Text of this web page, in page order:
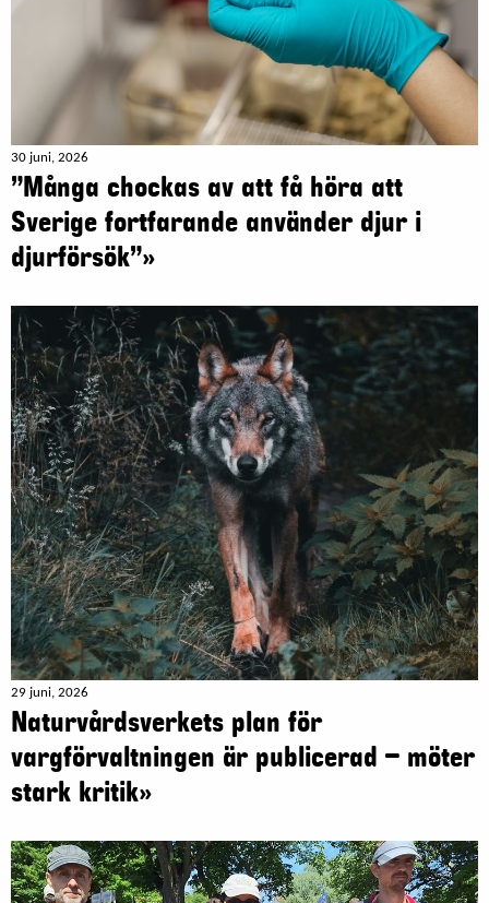
30 juni, 2026
”Många chockas av att få höra att
Sverige fortfarande använder djur i
djurförsök”»
29 juni, 2026
Naturvårdsverkets plan för
vargförvaltningen är publicerad – möter
stark kritik»